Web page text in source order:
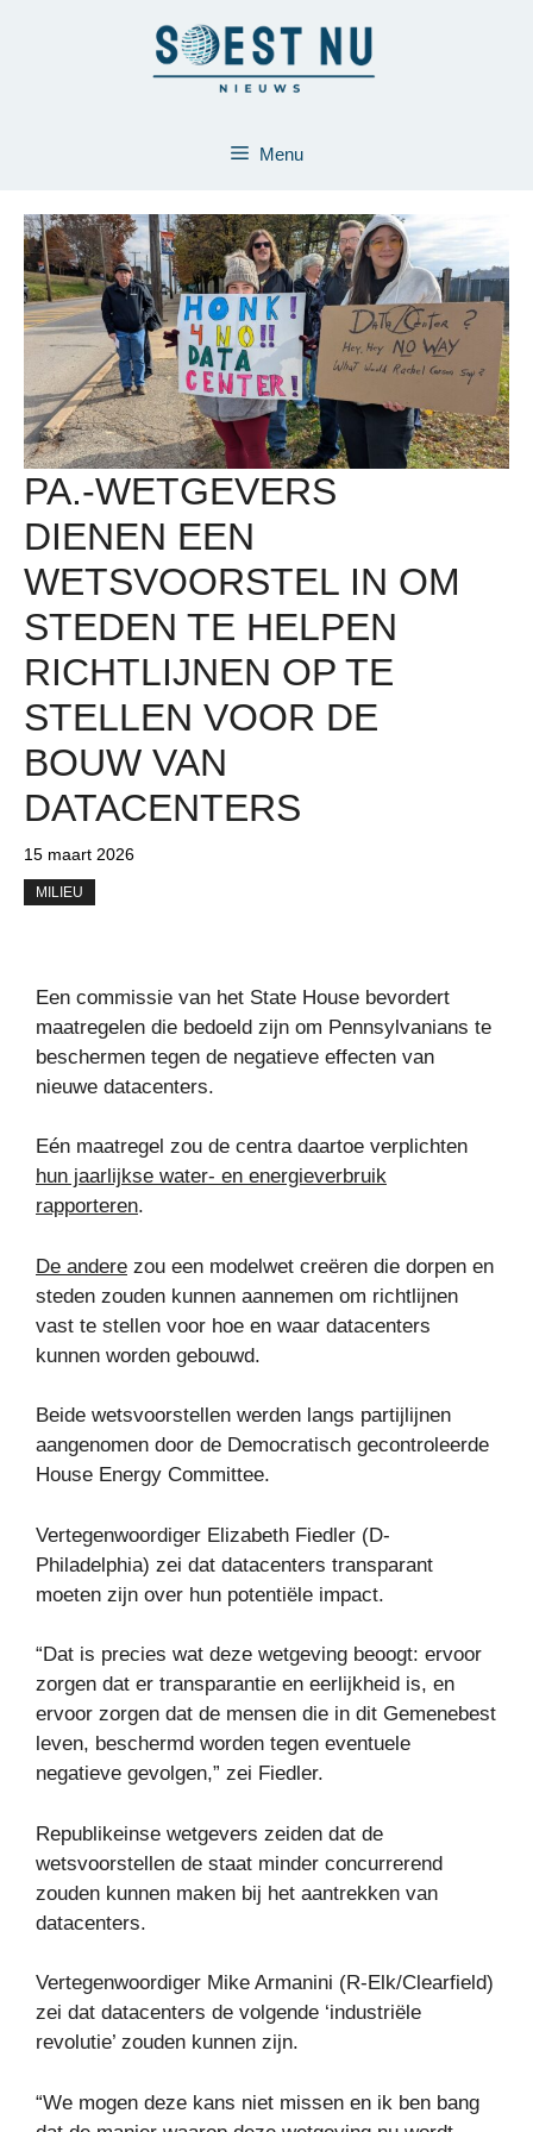
Menu
PA.-WETGEVERS
DIENEN EEN
WETSVOORSTEL IN OM
STEDEN TE HELPEN
RICHTLIJNEN OP TE
STELLEN VOOR DE
BOUW VAN
DATACENTERS
15 maart 2026
MILIEU
Een commissie van het State House bevordert
maatregelen die bedoeld zijn om Pennsylvanians te
beschermen tegen de negatieve effecten van
nieuwe datacenters.
Eén maatregel zou de centra daartoe verplichten
hun jaarlijkse water- en energieverbruik
rapporteren.
De andere zou een modelwet creëren die dorpen en
steden zouden kunnen aannemen om richtlijnen
vast te stellen voor hoe en waar datacenters
kunnen worden gebouwd.
Beide wetsvoorstellen werden langs partijlijnen
aangenomen door de Democratisch gecontroleerde
House Energy Committee.
Vertegenwoordiger Elizabeth Fiedler (D-
Philadelphia) zei dat datacenters transparant
moeten zijn over hun potentiële impact.
“Dat is precies wat deze wetgeving beoogt: ervoor
zorgen dat er transparantie en eerlijkheid is, en
ervoor zorgen dat de mensen die in dit Gemenebest
leven, beschermd worden tegen eventuele
negatieve gevolgen,” zei Fiedler.
Republikeinse wetgevers zeiden dat de
wetsvoorstellen de staat minder concurrerend
zouden kunnen maken bij het aantrekken van
datacenters.
Vertegenwoordiger Mike Armanini (R-Elk/Clearfield)
zei dat datacenters de volgende ‘industriële
revolutie’ zouden kunnen zijn.
“We mogen deze kans niet missen en ik ben bang